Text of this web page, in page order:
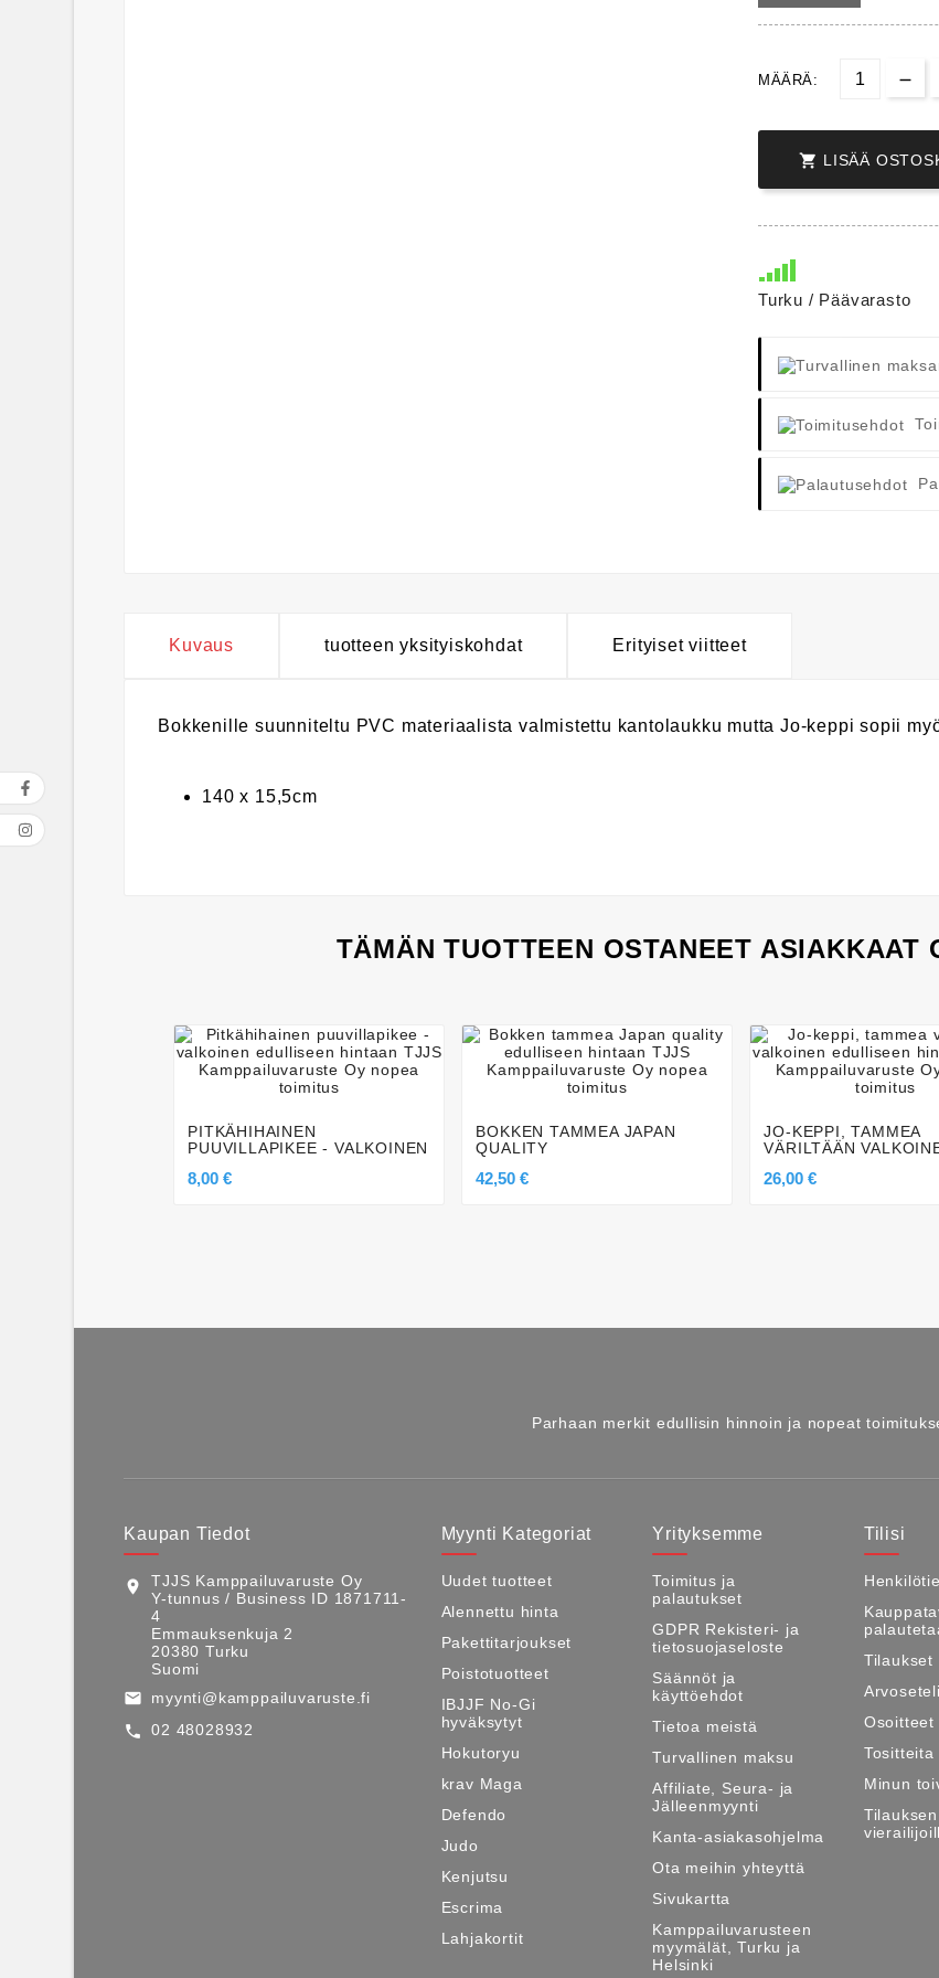
MÄÄRÄ:
 LISÄÄ
Turku / Päävarasto
Kuvaus tuotteen yksityiskohdat Erityiset viitteet
Bokkenille suunniteltu PVC materiaalista valmistettu kantolaukku mutta Jo-keppi sopii
140 x 15,5cm
TÄMÄN TUOTTEEN OSTANEET ASIAKKAAT
   
PITKÄHIHAINEN
PUUVILLAPIKEE - VALKOINEN
8,00 €
   
BOKKEN TAMMEA JAPAN
QUALITY
42,50 €
  
JO-KEPPI, TAMMEA
VÄRILTÄÄN
26,00 €
Parhaan merkit edullisin hinnoin ja nopeat
Kaupan Tiedot
location_on
TJJS Kamppailuvaruste Oy
Y-tunnus / Business ID 1871711-
4
Emmauksenkuja 2
20380 Turku
Suomi
email myynti@kamppailuvaruste.fi
call 02 48028932
Myynti Kategoriat
Uudet tuotteet
Alennettu hinta
Pakettitarjoukset
Poistotuotteet
IBJJF No-Gi
hyväksytyt
Hokutoryu
krav Maga
Defendo
Judo
Kenjutsu
Escrima
Lahjakortit
Yrityksemme
Toimitus ja
palautukset
GDPR Rekisteri- ja
tietosuojaseloste
Säännöt ja
käyttöehdot
Tietoa meistä
Turvallinen maksu
Affiliate, Seura- ja
Jälleenmyynti
Kanta-asiakasohjelma
Ota meihin yhteyttä
Sivukartta
Kamppailuvarusteen
myymälät, Turku ja
Helsinki
Tilisi
Tilaukset
Osoitteet
Tositteita
Minun